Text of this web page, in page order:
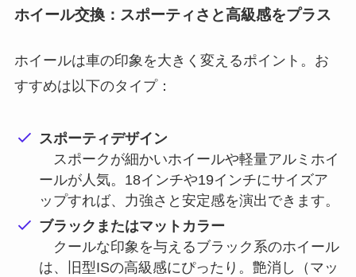
ホイール交換：スポーティさと高級感をプラス
ホイールは車の印象を大きく変えるポイント。お
すすめは以下のタイプ：
スポーティデザイン
スポークが細かいホイールや軽量アルミホイ
ールが人気。18インチや19インチにサイズア
ップすれば、力強さと安定感を演出できます。
ブラックまたはマットカラー
クールな印象を与えるブラック系のホイール
は、旧型ISの高級感にぴったり。艶消し（マッ